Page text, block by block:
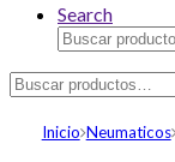
Search
Buscar
por:
Buscar
por:
Inicio Neumaticos